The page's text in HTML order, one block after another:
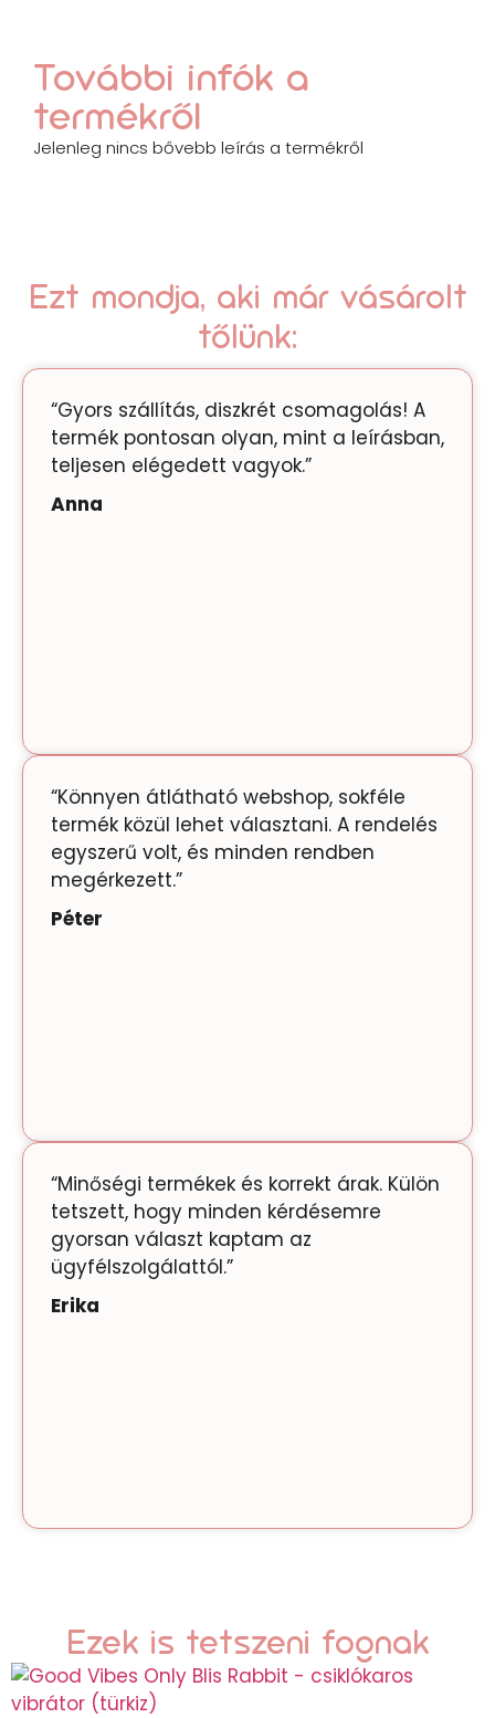
További infók a
termékről
Jelenleg nincs bővebb leírás a termékről
Ezt mondja, aki már vásárolt
tőlünk:
“Gyors szállítás, diszkrét csomagolás! A
termék pontosan olyan, mint a leírásban,
teljesen elégedett vagyok.”
Anna
“Könnyen átlátható webshop, sokféle
termék közül lehet választani. A rendelés
egyszerű volt, és minden rendben
megérkezett.”
Péter
“Minőségi termékek és korrekt árak. Külön
tetszett, hogy minden kérdésemre
gyorsan választ kaptam az
ügyfélszolgálattól.”
Erika
Ezek is tetszeni fognak